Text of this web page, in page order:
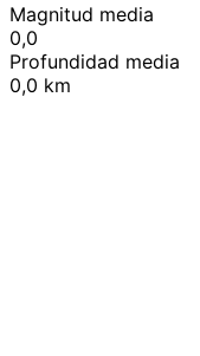
Magnitud media
0,0
Profundidad media
0,0 km